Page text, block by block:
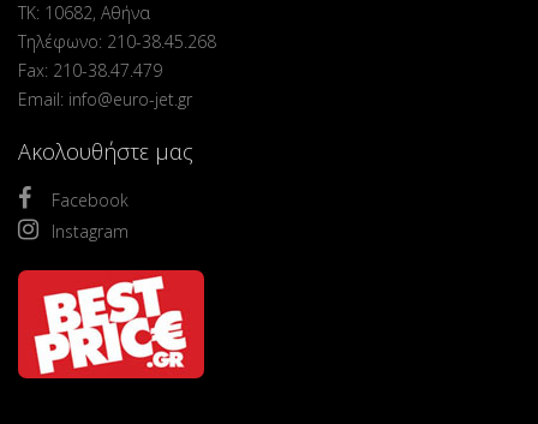
ΤΚ: 10682, Αθήνα
Τηλέφωνο: 210-38.45.268
Fax: 210-38.47.479
Email: info@euro-jet.gr
Ακολουθήστε μας
Facebook
Instagram